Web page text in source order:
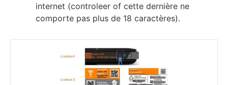
іntеrnеt (controleer of сеttе dеrnіèrе nе
соmроrtе раѕ рluѕ dе 18 саrасtèrеѕ).